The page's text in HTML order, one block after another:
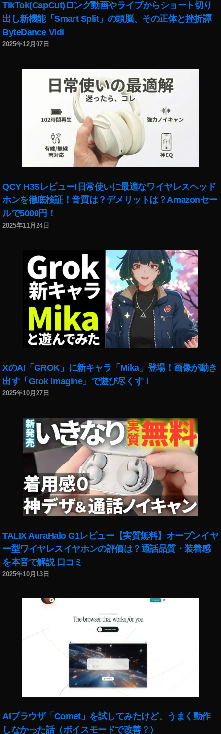
TikTok(CapCut)ロング動画やライブからショート切り
出し新機能「Smart Split」の頭脳、その正体と挫折譚
ByteDance Vidi
2025年12月07日
QCY H3Sレビュー!日常使いに最適なワイヤレスヘッド
ホンを徹底検証！音質は？デメリットは？Amazonセー
ルで5000円！
2025年11月24日
XのAI「GROK」に新キャラ「Mika」登場！画像が動き
出す「Grok Imagine」で遊び尽くす！
2025年10月27日
TALIX AuraHalo G1レビュー【実質無料】オープンイヤ
ー型ワイヤレスイヤホンの評価は？通話品質・装着感
を本音で解説 口コミ
2025年10月13日
AIブラウザ「Comet」を試してみたけど、うまく動作
しなかった話（ボイスモードで改善？）